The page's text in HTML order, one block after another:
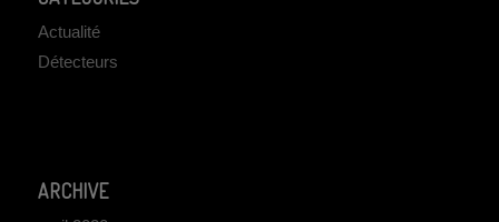
Actualité
Détecteurs
ARCHIVE